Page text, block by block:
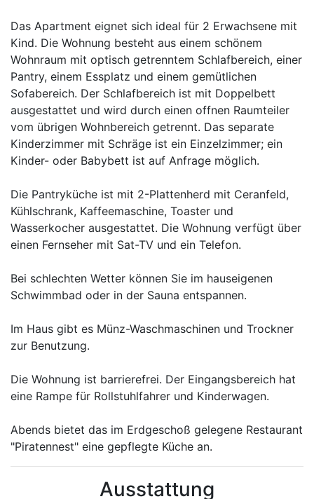
Das Apartment eignet sich ideal für 2 Erwachsene mit
Kind. Die Wohnung besteht aus einem schönem
Wohnraum mit optisch getrenntem Schlafbereich, einer
Pantry, einem Essplatz und einem gemütlichen
Sofabereich. Der Schlafbereich ist mit Doppelbett
ausgestattet und wird durch einen offnen Raumteiler
vom übrigen Wohnbereich getrennt. Das separate
Kinderzimmer mit Schräge ist ein Einzelzimmer; ein
Kinder- oder Babybett ist auf Anfrage möglich.
Die Pantryküche ist mit 2-Plattenherd mit Ceranfeld,
Kühlschrank, Kaffeemaschine, Toaster und
Wasserkocher ausgestattet. Die Wohnung verfügt über
einen Fernseher mit Sat-TV und ein Telefon.
Bei schlechten Wetter können Sie im hauseigenen
Schwimmbad oder in der Sauna entspannen.
Im Haus gibt es Münz-Waschmaschinen und Trockner
zur Benutzung.
Die Wohnung ist barrierefrei. Der Eingangsbereich hat
eine Rampe für Rollstuhlfahrer und Kinderwagen.
Abends bietet das im Erdgeschoß gelegene Restaurant
"Piratennest" eine gepflegte Küche an.
Ausstattung